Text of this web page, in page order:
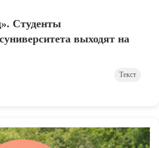
Студенты
выходят на
Текст